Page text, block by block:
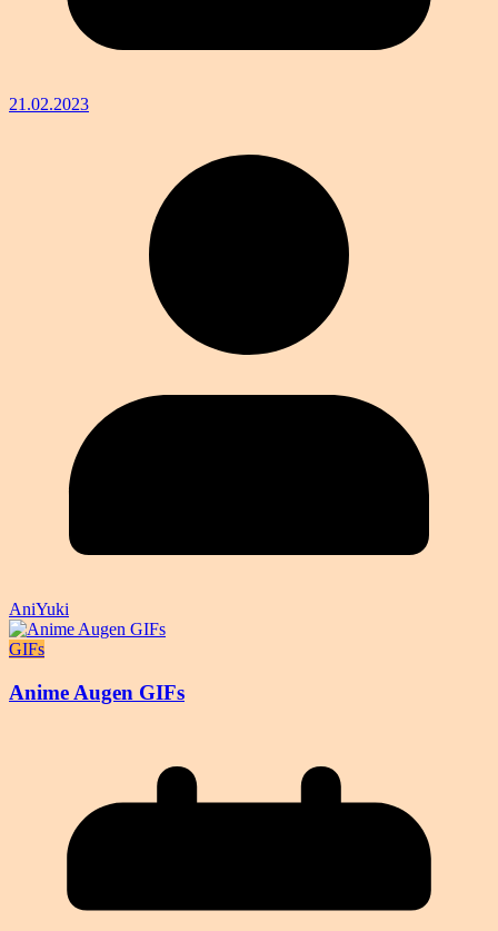
21.02.2023
AniYuki
GIFs
Anime Augen GIFs